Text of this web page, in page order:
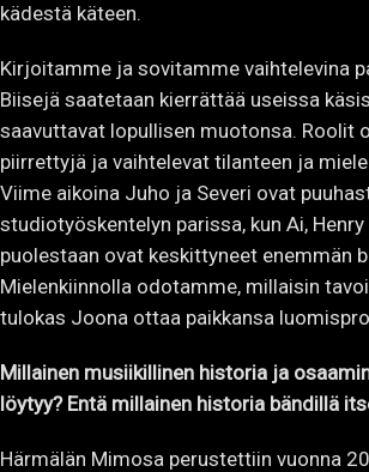
kädestä käteen.
Kirjoitamme ja sovitamme vaihtelevina
Biisejä saatetaan kierrättää useissa
saavuttavat lopullisen muotonsa. Roolit
piirrettyjä ja vaihtelevat tilanteen ja
Viime aikoina Juho ja Severi ovat
studiotyöskentelyn parissa, kun Ai,
puolestaan ovat keskittyneet enemmän
Mielenkiinnolla odotamme, millaisin
tulokas Joona ottaa paikkansa
Millainen musiikillinen historia ja
löytyy? Entä millainen historia bändillä
Härmälän Mimosa perustettiin vuonna